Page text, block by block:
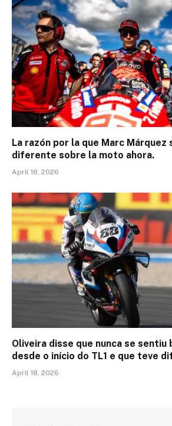
La razón por la que Marc Márquez
diferente sobre la moto ahora.
April 18, 2026
Oliveira disse que nunca se sentiu
desde o início do TL1 e que teve
April 18, 2026